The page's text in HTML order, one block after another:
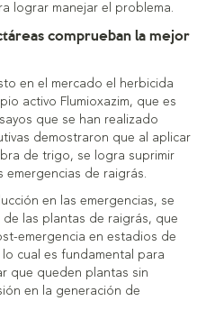
lograr manejar el problema.
comprueban la mejor
en el mercado el herbicida
activo Flumioxazim, que es
que se han realizado
demostraron que al aplicar
de trigo, se logra suprimir
emergencias de raigrás.
en las emergencias, se
las plantas de raigrás, que
emergencia en estadios de
cual es fundamental para
que queden plantas sin
en la generación de